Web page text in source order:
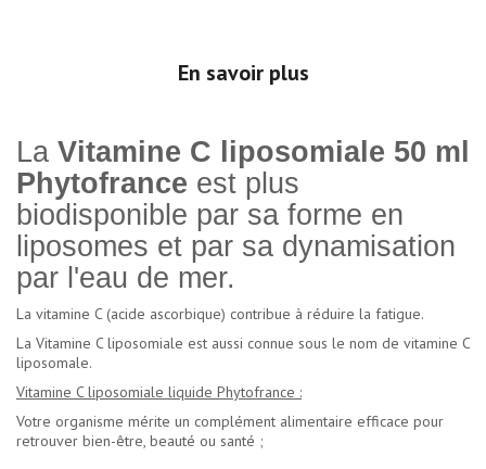
En savoir plus
La Vitamine C liposomiale 50 ml
Phytofrance est plus
biodisponible par sa forme en
liposomes et par sa dynamisation
par l'eau de mer.
La vitamine C (acide ascorbique) contribue à réduire la fatigue.
La Vitamine C liposomiale est aussi connue sous le nom de vitamine C
liposomale.
Vitamine C liposomiale liquide Phytofrance :
Votre organisme mérite un complément alimentaire efficace pour
retrouver bien-être, beauté ou santé ;